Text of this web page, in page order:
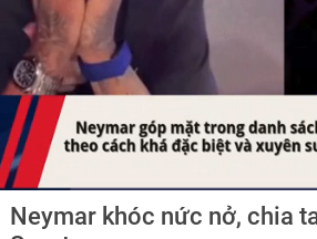
01:45
Volume
Neymar khóc nức nở, chia